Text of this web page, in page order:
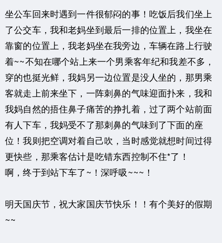
坐公车回来时遇到一件很郁闷的事！吃饭后我们坐上
了公交车，我和老妈坐到最后一排的位置上，我坐在
靠窗的位置上，我老妈坐在我旁边，车辆在路上行驶
着~~不知在哪个站上来一个男乘客年纪和我差不多，
穿的也挺光鲜，我妈另一边位置是没人坐的，那男乘
客就走上前来坐下，一阵刺鼻的气味迎面扑来，我和
我妈自然的捂住鼻子痛苦的挣扎着，过了两个站前面
有人下车，我妈受不了那刺鼻的气味到了下面的座
位！我则把空调对着自己吹，当时感觉就想时间过得
更快些，那乘客估计是吃错东西控制不住*了！
啊，终于到站下车了~！深呼吸~~~！
明天国庆节，祝大家国庆节快乐！！有个美好的假期
~~